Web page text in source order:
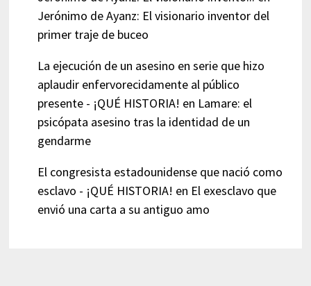
Jerónimo de Ayanz: El visionario inventor del
primer traje de buceo
La ejecución de un asesino en serie que hizo
aplaudir enfervorecidamente al público
presente - ¡QUÉ HISTORIA! en Lamare: el
psicópata asesino tras la identidad de un
gendarme
El congresista estadounidense que nació como
esclavo - ¡QUÉ HISTORIA! en El exesclavo que
envió una carta a su antiguo amo